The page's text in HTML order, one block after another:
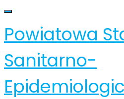
Skip
content
Toggle navigation
Powiatowa
Sanitarno-